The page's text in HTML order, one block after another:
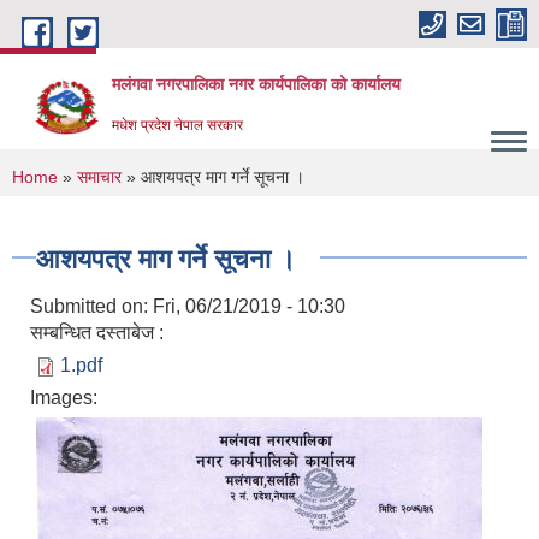
Skip to main content
मलंगवा नगरपालिका नगर कार्यपालिका को कार्यालय
मधेश प्रदेश नेपाल सरकार
You are here
Home » समाचार» आशयपत्र माग गर्ने सूचना ।
आशयपत्र माग गर्ने सूचना ।
Submitted on: Fri, 06/21/2019 - 10:30
सम्बन्धित दस्ताबेज :
1.pdf
Images: